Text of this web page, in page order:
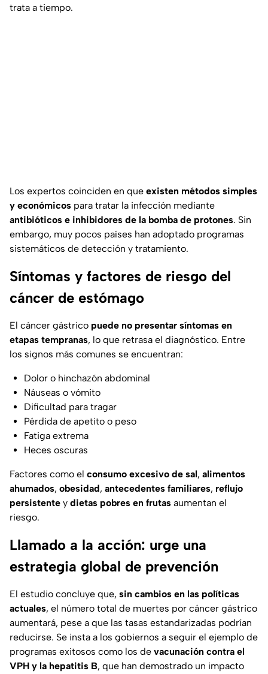
trata a tiempo.
Los expertos coinciden en que existen métodos simples
y económicos para tratar la infección mediante
antibióticos e inhibidores de la bomba de protones. Sin
embargo, muy pocos países han adoptado programas
sistemáticos de detección y tratamiento.
Síntomas y factores de riesgo del
cáncer de estómago
El cáncer gástrico puede no presentar síntomas en
etapas tempranas, lo que retrasa el diagnóstico. Entre
los signos más comunes se encuentran:
Dolor o hinchazón abdominal
Náuseas o vómito
Dificultad para tragar
Pérdida de apetito o peso
Fatiga extrema
Heces oscuras
Factores como el consumo excesivo de sal, alimentos
ahumados, obesidad, antecedentes familiares, reflujo
persistente y dietas pobres en frutas aumentan el
riesgo.
Llamado a la acción: urge una
estrategia global de prevención
El estudio concluye que, sin cambios en las políticas
actuales, el número total de muertes por cáncer gástrico
aumentará, pese a que las tasas estandarizadas podrían
reducirse. Se insta a los gobiernos a seguir el ejemplo de
programas exitosos como los de vacunación contra el
VPH y la hepatitis B, que han demostrado un impacto